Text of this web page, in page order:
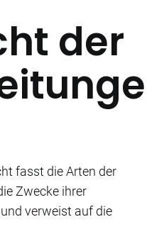
der
fasst die Arten der
Zwecke ihrer
verweist auf die